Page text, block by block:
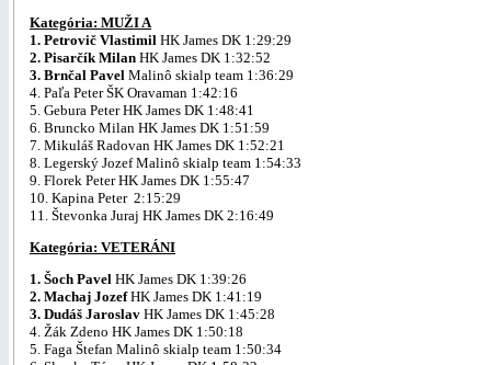
Kategória: MUŽI A
1. Petrovič Vlastimil HK James DK 1:29:29
2. Pisarčík Milan HK James DK 1:32:52
3. Brnčal Pavel Malinô skialp team 1:36:29
4. Paľa Peter ŠK Oravaman 1:42:16
5. Gebura Peter HK James DK 1:48:41
6. Bruncko Milan HK James DK 1:51:59
7. Mikuláš Radovan HK James DK 1:52:21
8. Legerský Jozef Malinô skialp team 1:54:33
9. Florek Peter HK James DK 1:55:47
10. Kapina Peter 2:15:29
11. Števonka Juraj HK James DK 2:16:49
Kategória: VETERÁNI
1. Šoch Pavel HK James DK 1:39:26
2. Machaj JozefHK James DK 1:41:19
3. Dudáš Jaroslav HK James DK 1:45:28
4. Žák Zdeno HK James DK 1:50:18
5. Faga Štefan Malinô skialp team 1:50:34